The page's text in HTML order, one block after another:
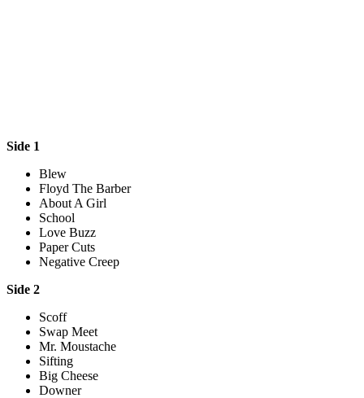
Side 1
Blew
Floyd The Barber
About A Girl
School
Love Buzz
Paper Cuts
Negative Creep
Side 2
Scoff
Swap Meet
Mr. Moustache
Sifting
Big Cheese
Downer